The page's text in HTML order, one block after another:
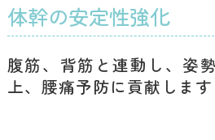
体幹の安定性強化
腹筋、背筋と連動し、姿
上、腰痛予防に貢献します